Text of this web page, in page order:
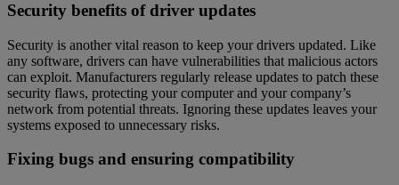
Security benefits of driver updates
Security is another vital reason to keep your drivers updated. Like
any software, drivers can have vulnerabilities that malicious actors
can exploit. Manufacturers regularly release updates to patch these
security flaws, protecting your computer and your company’s
network from potential threats. Ignoring these updates leaves your
systems exposed to unnecessary risks.
Fixing bugs and ensuring compatibility